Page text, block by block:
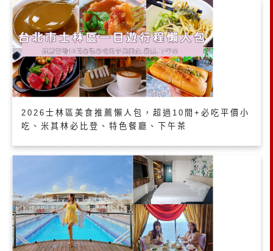
2026士林區美食推薦懶人包，超過10間+必吃平價小
吃、米其林必比登、特色餐廳、下午茶